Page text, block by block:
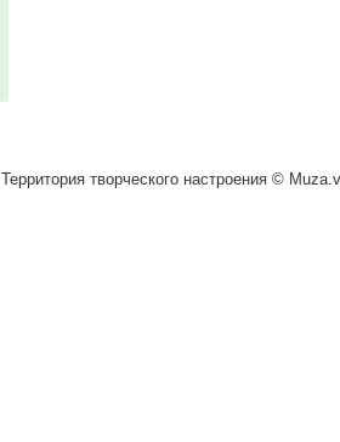
Территория творческого настроения ©